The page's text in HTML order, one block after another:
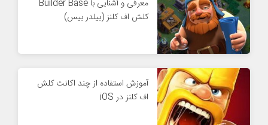
معرفی و آشنایی با Builder Base
کلش اف کلنز (بیلدر بیس)
آموزش استفاده از چند اکانت کلش
اف کلنز در iOS